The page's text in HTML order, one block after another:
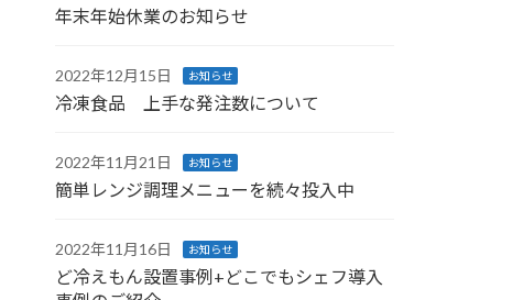
年末年始休業のお知らせ
2022年12月15日 お知らせ
冷凍食品 上手な発注数について
2022年11月21日 お知らせ
簡単レンジ調理メニューを続々投入中
2022年11月16日 お知らせ
ど冷えもん設置事例+どこでもシェフ導入